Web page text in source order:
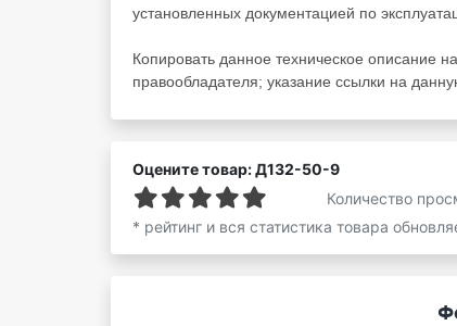
установленных документацией по
Копировать данное техническое описание на
правообладателя; указание ссылки на
Оцените товар: Д132-50-9
Количество
* рейтинг и вся статистика товара